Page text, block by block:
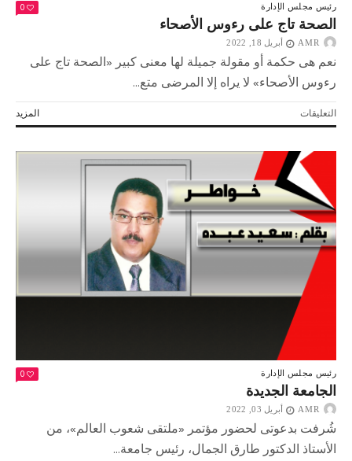
رئيس مجلس الإدارة 0
الصحة تاج على رءوس الأصحاء
AMR أبريل 18, 2022
نعم هى حكمة أو مقولة جميلة لها معنى كبير «الصحة تاج على
رءوس الأصحاء» لا يراه إلا المرضى متع...
المزيد التعليقاتعلى
الصحة
على
رءوس
الأصحاء
مغلقة
رئيس مجلس الإدارة 0
الجامعة الجديدة
AMR أبريل 03, 2022
شُرفت بدعوتى لحضور مؤتمر «ملتقى شعوب العالم»، من
الأستاذ الدكتور طارق الجمال، رئيس جامعة...